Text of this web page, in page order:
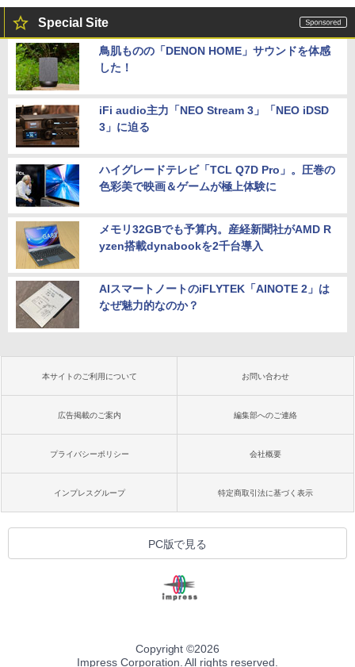
Special Site
鳥肌ものの「DENON HOME」サウンドを体感
した！
iFi audio主力「NEO Stream 3」「NEO iDSD
3」に迫る
ハイグレードテレビ「TCL Q7D Pro」。圧巻の
色彩美で映画＆ゲームが極上体験に
メモリ32GBでも予算内。産経新聞社がAMD R
yzen搭載dynabookを2千台導入
AIスマートノートのiFLYTEK「AINOTE 2」は
なぜ魅力的なのか？
本サイトのご利用について お問い合わせ
広告掲載のご案内 編集部へのご連絡
プライバシーポリシー 会社概要
インプレスグループ 特定商取引法に基づく表示
PC版で見る
Copyright ©2026
Impress Corporation. All rights reserved.